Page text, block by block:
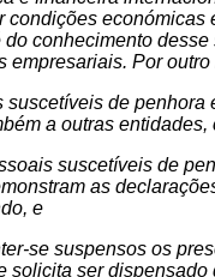
condições
conhecimento
empresariais. Por outro
de
a outras
suscetíveis de
as
e
se suspensos os
solicita ser